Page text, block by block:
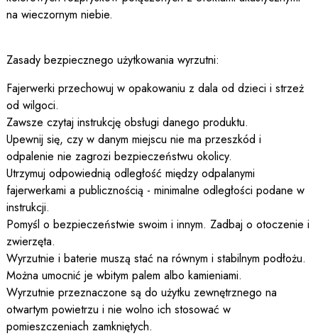
na wieczornym niebie.
Zasady bezpiecznego użytkowania wyrzutni:
Fajerwerki przechowuj w opakowaniu z dala od dzieci i strzeż
od wilgoci.
Zawsze czytaj instrukcję obsługi danego produktu.
Upewnij się, czy w danym miejscu nie ma przeszkód i
odpalenie nie zagrozi bezpieczeństwu okolicy.
Utrzymuj odpowiednią odległość między odpalanymi
fajerwerkami a publicznością - minimalne odległości podane w
instrukcji.
Pomyśl o bezpieczeństwie swoim i innym. Zadbaj o otoczenie i
zwierzęta.
Wyrzutnie i baterie muszą stać na równym i stabilnym podłożu.
Można umocnić je wbitym palem albo kamieniami.
Wyrzutnie przeznaczone są do użytku zewnętrznego na
otwartym powietrzu i nie wolno ich stosować w
pomieszczeniach zamkniętych.